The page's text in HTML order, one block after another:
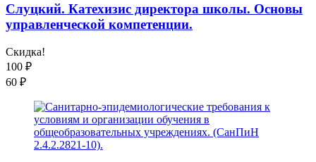
Слуцкий. Катехизис директора школы. Основы
управленческой компетенции.
Скидка!
100 ₽
60 ₽